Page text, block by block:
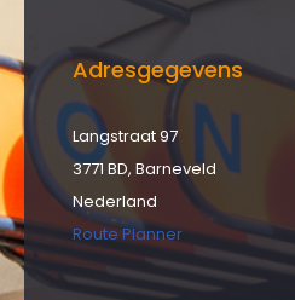
Adresgegevens
Langstraat 97
3771 BD, Barneveld
Nederland
Route Planner